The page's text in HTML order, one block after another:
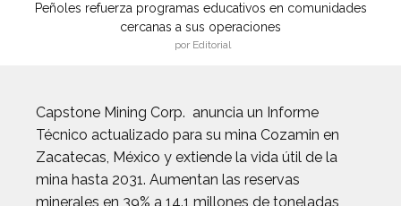
Peñoles refuerza programas educativos en comunidades
cercanas a sus operaciones
por Editorial
Capstone Mining Corp. anuncia un Informe
Técnico actualizado para su mina Cozamin en
Zacatecas, México y extiende la vida útil de la
mina hasta 2031. Aumentan las reservas
minerales en 39% a 14.1 millones de toneladas